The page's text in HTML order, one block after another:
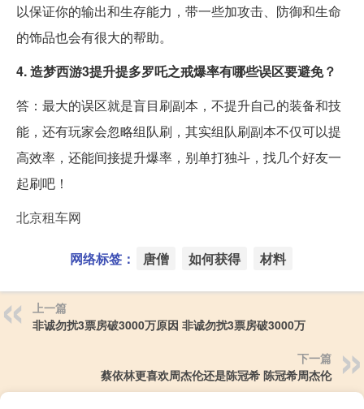
以保证你的输出和生存能力，带一些加攻击、防御和生命
的饰品也会有很大的帮助。
4. 造梦西游3提升提多罗吒之戒爆率有哪些误区要避免？
答：最大的误区就是盲目刷副本，不提升自己的装备和技
能，还有玩家会忽略组队刷，其实组队刷副本不仅可以提
高效率，还能间接提升爆率，别单打独斗，找几个好友一
起刷吧！
北京租车网
网络标签： 唐僧 如何获得 材料
上一篇
非诚勿扰3票房破3000万原因 非诚勿扰3票房破3000万
下一篇
蔡依林更喜欢周杰伦还是陈冠希 陈冠希周杰伦